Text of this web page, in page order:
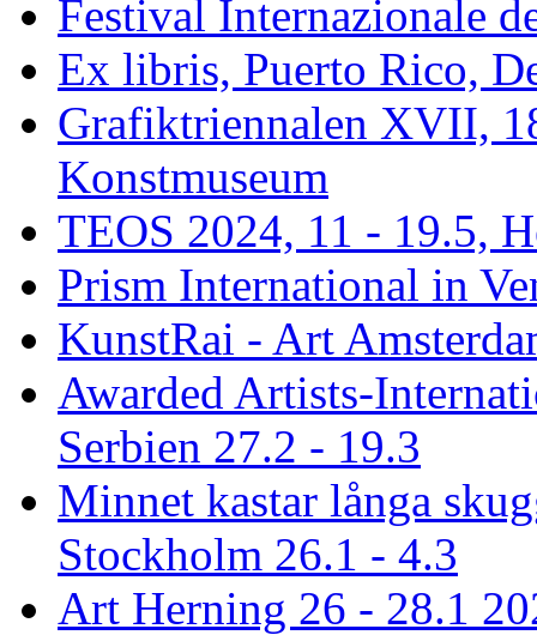
Festival Internazionale
Ex libris, Puerto Rico,
Grafiktriennalen XVII,
Konstmuseum
TEOS 2024, 11 - 19.5,
Prism International in
KunstRai - Art
Awarded Artists-
Serbien 27.2 - 19.3
Minnet kastar långa
Stockholm 26.1 - 4.3
Art Herning 26 - 28.1